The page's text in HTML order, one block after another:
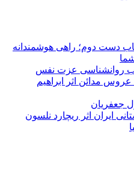
دست دوم؛ راهی هوشمندانه
روانشناسی عزت نفس
عروس مدائن اثر ابراهیم
جعفریان
ایران اثر ریچارد نلسون